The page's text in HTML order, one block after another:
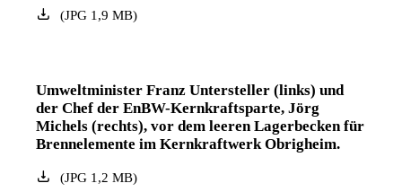
(JPG1,9 MB)
Umweltminister Franz Untersteller (links) und
der Chef der EnBW-Kernkraftsparte, Jörg
Michels (rechts), vor dem leeren Lagerbecken für
Brennelemente im Kernkraftwerk Obrigheim.
(JPG1,2 MB)